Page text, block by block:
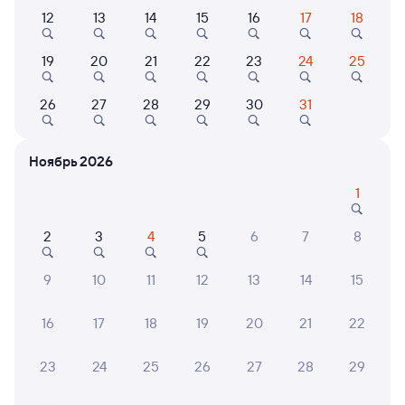
131Г Проходящий 7,8
Малая Вишера
из Санкт-Петербурга Ладож.
15:00 02:20
11 ч 20 м в пути
Дни следования
Выберите дату
047А Проходящий 7,2
19:51 14:48
12 13 14 15 16 17 18
19 20 21 22 23 24 25
26 27 28 29 30 31
Ноябрь 2026
1
2 3 4 5 6 7 8
9 10 11 12 13 14 15
16 17 18 19 20 21 22
23 24 25 26 27 28 29